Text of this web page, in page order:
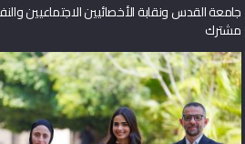
جامعة القدس ونقابة الأخصائيين الاجتماعيين
مشترك